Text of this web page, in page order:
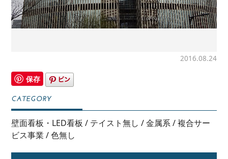
2016.08.24
保存
壁面看板・LED看板 / テイスト無し /金属系/複合サー
ビス事業 /色無し